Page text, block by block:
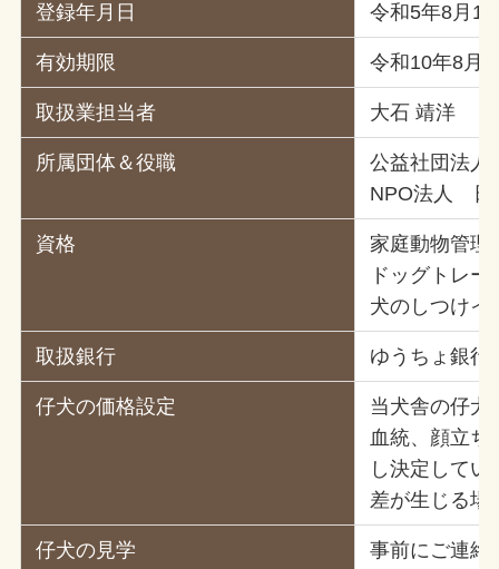
登録年月日 令和5年8月14
有効期限 令和10年8月
取扱業担当者 大石 靖洋
所属団体＆役職
公益社団法
NPO法人 日
資格
家庭動物管理
ドッグトレ
犬のしつけイ
取扱銀行 ゆうちょ銀行
仔犬の価格設定
当犬舎の仔犬
血統、顔立ち
し決定して
差が生じる場
仔犬の見学
事前にご連絡